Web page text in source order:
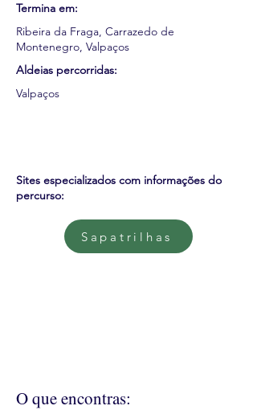
Termina em:
Ribeira da Fraga, Carrazedo de
Montenegro, Valpaços
Aldeias percorridas:
Valpaços
Sites especializados com informações do
percurso:
Sapatrilhas
O que encontras: